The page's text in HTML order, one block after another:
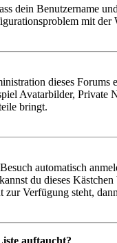
dein Benutzername
mit
dieses Forums
Avatarbilder,
bringt.
automatisch
du dieses
Verfügung steht,
auftaucht?